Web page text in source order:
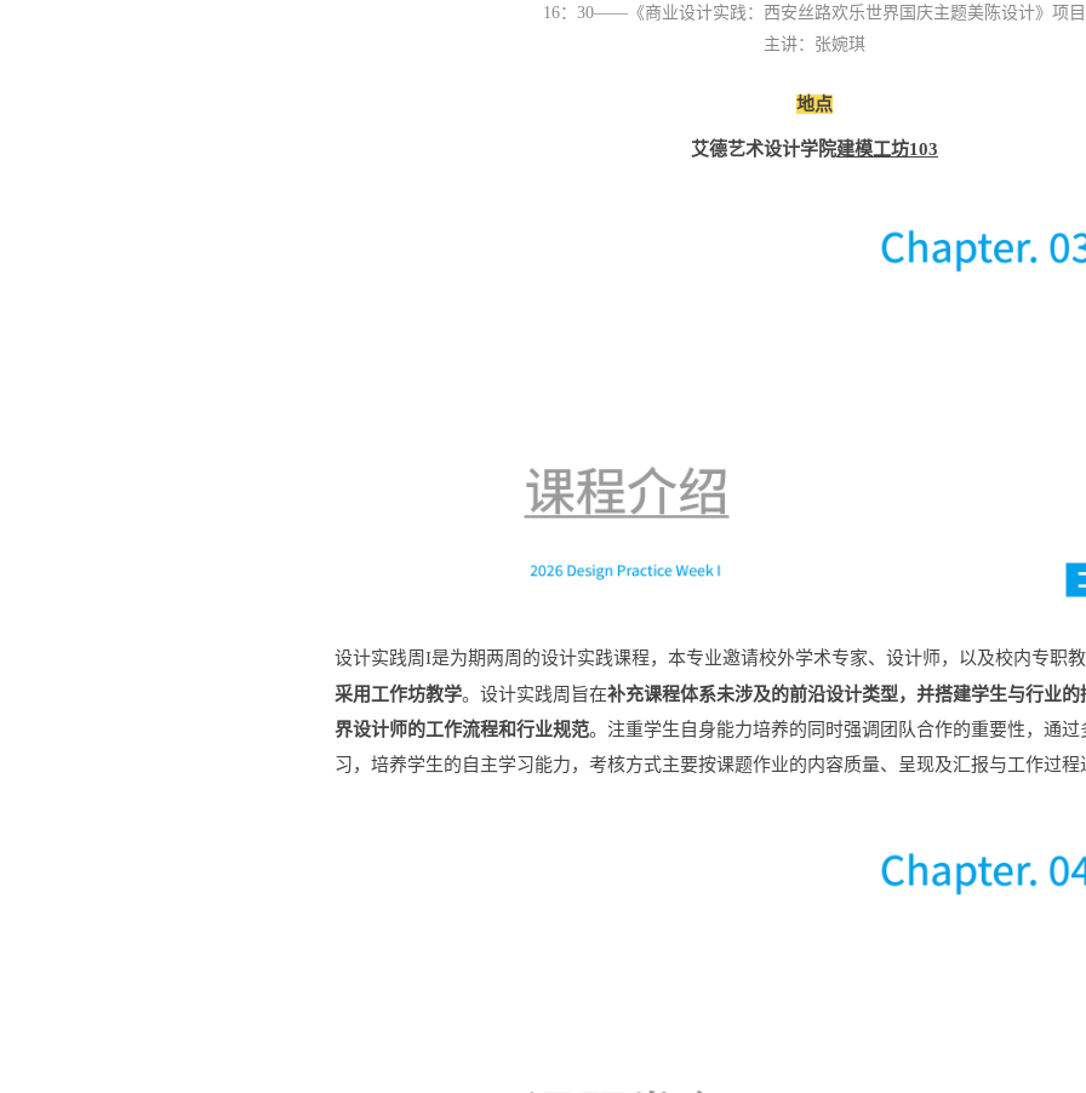
16： 30——《商业设计实践：西安丝路欢乐世界国庆主题美陈设计》项目
主讲：张婉琪
地点
艾德艺术设计学院建模工坊103
设计实践周I是为期两周的设计实践课程，本专业邀请校外学术专家、设计师，以及校内专职
采用工作坊教学。设计实践周旨在补充课程体系未涉及的前沿设计类型，并搭建学生与行业
界设计师的工作流程和行业规范。 注重学生自身能力培养的同时强调团队合作的重要性，通
习，培养学生的自主学习能力，考核方式主要按课题作业的内容质量、呈现及汇报与工作过程